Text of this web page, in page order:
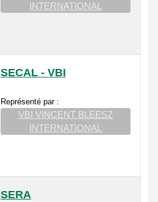
INTERNATIONAL
SECAL - VBI
Représenté par :
VBI VINCENT BLEESZ
INTERNATIONAL
SERA